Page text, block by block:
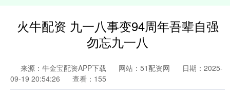
火牛配资 九一八事变94周年吾辈自强
勿忘九一八
来源：牛金宝配资APP下载 网站：51配资网
日期：2025-
09-19 20:54:26
查看：155